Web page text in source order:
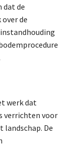
dat de
de
werk dat
verrichten voor
landschap. De